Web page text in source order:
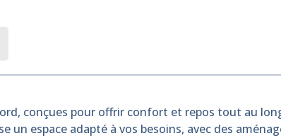
conçues pour offrir confort et repos tout au
un espace adapté à vos besoins, avec des